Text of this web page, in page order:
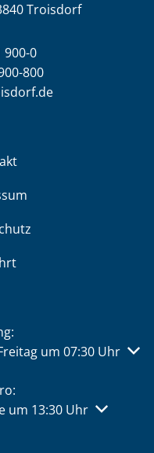
Troisdorf
900-0
800
Schließzeiten
um 07:30 Uhr
oder Schließzeiten
um 13:30 Uhr